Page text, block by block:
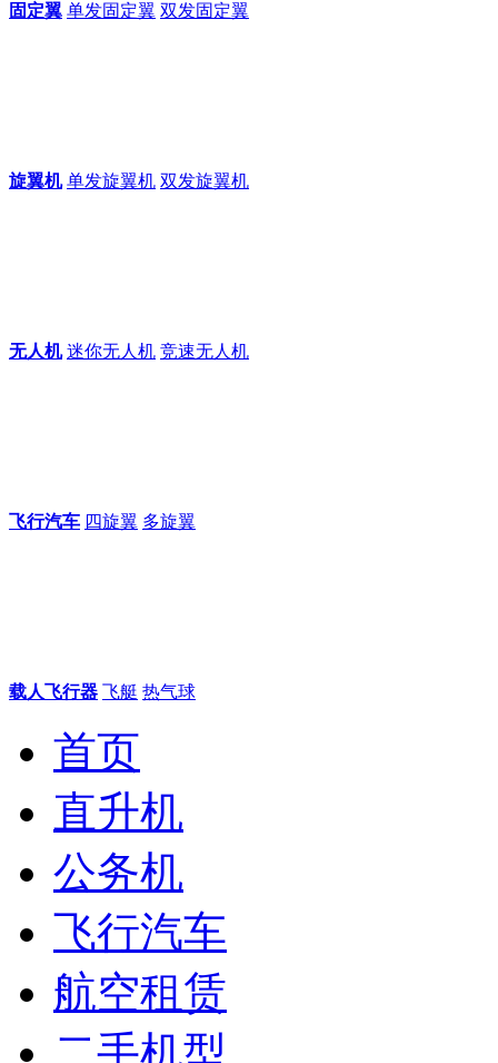
固定翼 单发固定翼 双发固定翼
旋翼机 单发旋翼机 双发旋翼机
无人机 迷你无人机 竞速无人机
飞行汽车 四旋翼 多旋翼
载人飞行器 飞艇 热气球
首页
直升机
公务机
飞行汽车
航空租赁
二手机型